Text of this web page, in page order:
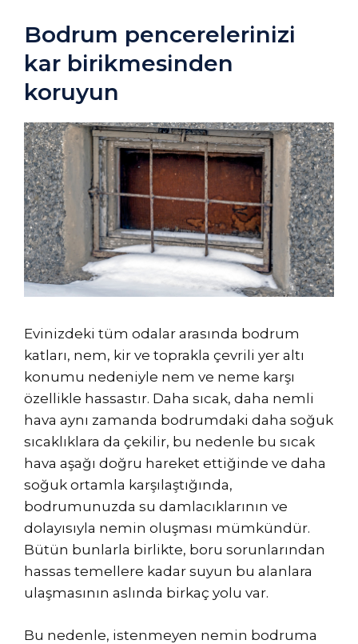
Bodrum pencerelerinizi
kar birikmesinden
koruyun
Evinizdeki tüm odalar arasında bodrum
katları, nem, kir ve toprakla çevrili yer altı
konumu nedeniyle nem ve neme karşı
özellikle hassastır. Daha sıcak, daha nemli
hava aynı zamanda bodrumdaki daha soğuk
sıcaklıklara da çekilir, bu nedenle bu sıcak
hava aşağı doğru hareket ettiğinde ve daha
soğuk ortamla karşılaştığında,
bodrumunuzda su damlacıklarının ve
dolayısıyla nemin oluşması mümkündür.
Bütün bunlarla birlikte, boru sorunlarından
hassas temellere kadar suyun bu alanlara
ulaşmasının aslında birkaç yolu var.
Bu nedenle, istenmeyen nemin bodruma